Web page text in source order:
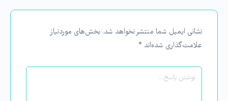
نشانی ایمیل شما منتشر نخواهد شد. بخش‌های موردنیاز
علامت‌گذاری شده‌اند *